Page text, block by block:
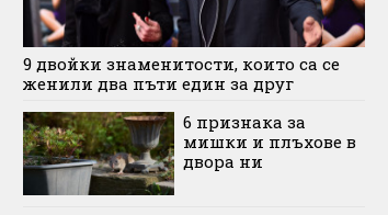
9 двойки знаменитости, които са се
женили два пъти един за друг
6 признака за
мишки и плъхове в
двора ни